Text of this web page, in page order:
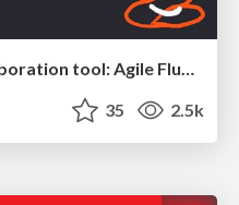
Creating an realtime collaboration tool: Agile Flush - .NET Oxford
35 2.5k